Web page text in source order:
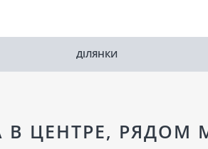
ДІЛЯНКИ
В ЦЕНТРЕ, РЯДОМ